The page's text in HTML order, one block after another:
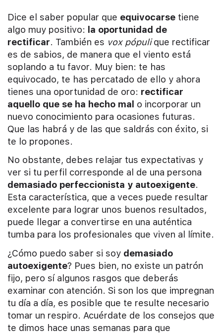
Dice el saber popular que equivocarse tiene
algo muy positivo:
la oportunidad de
rectificar. También es vox pópulique rectificar
es de sabios, de manera que el viento está
soplando a tu favor. Muy bien: te has
equivocado, te has percatado de ello y ahora
tienes una oportunidad de oro: rectificar
aquello que se ha hecho mal o incorporar un
nuevo conocimiento para ocasiones futuras.
Que las habrá y de las que saldrás con éxito, si
te lo propones.
No obstante, debes relajar tus expectativas y
ver si tu perfil corresponde al de una persona
demasiado perfeccionista y autoexigente.
Esta característica, que a veces puede resultar
excelente para lograr unos buenos resultados,
puede llegar a convertirse en una auténtica
tumba para los profesionales que viven al límite.
¿Cómo puedo saber si soy demasiado
autoexigente? Pues bien, no existe un patrón
fijo, pero sí algunos rasgos que deberás
examinar con atención. Si son los que impregnan
tu día a día, es posible que te resulte necesario
tomar un respiro. Acuérdate de los consejos que
te dimos hace unas semanas para que